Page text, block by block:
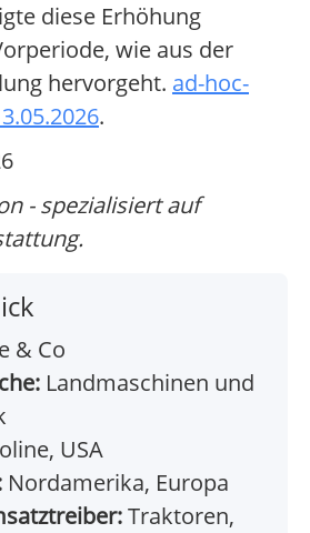
diese Erhöhung
wie aus der
hervorgeht. ad-hoc-
.
- spezialisiert auf
& Co
Landmaschinen und
USA
Nordamerika, Europa
Traktoren,